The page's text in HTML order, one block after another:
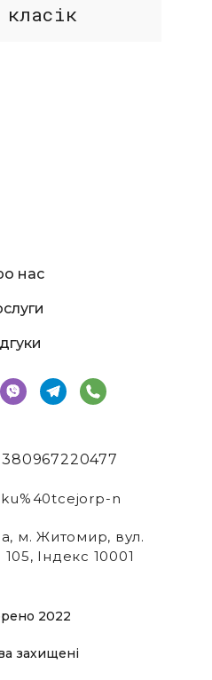
нас
n
м. Житомир, вул.
Індекс 10001
2022
захищені